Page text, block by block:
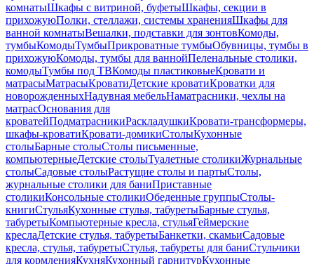
комнатыШкафы с витриной, буфетыШкафы, секции в
прихожуюПолки, стеллажи, системы храненияШкафы для
ванной комнатыВешалки, подставки для зонтовКомоды,
тумбыКомодыТумбыПрикроватные тумбыОбувницы, тумбы в
прихожуюКомоды, тумбы для ваннойПеленальные столики,
комодыТумбы под ТВКомоды пластиковыеКровати и
матрасыМатрасыКроватиДетские кроватиКроватки для
новорожденныхНадувная мебельНаматрасники, чехлы на
матрасОснования для
кроватейПодматрасникиРаскладушкиКровати-трансформеры,
шкафы-кроватиКровати-домикиСтолыКухонные
столыБарные столыСтолы письменные,
компьютерныеДетские столыТуалетные столикиЖурнальные
столыСадовые столыРастущие столы и партыСтолы,
журнальные столики для баниПриставные
столикиКонсольные столикиОбеденные группыСтолы-
книгиСтульяКухонные стулья, табуретыБарные стулья,
табуретыКомпьютерные кресла, стульяГеймерские
креслаДетские стулья, табуретыБанкетки, скамьиСадовые
кресла, стулья, табуретыСтулья, табуреты для баниСтульчики
для кормленияКухняКухонный гарнитурКухонные